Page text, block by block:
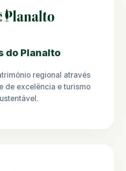
do Planalto
regional através
de excelência e turismo